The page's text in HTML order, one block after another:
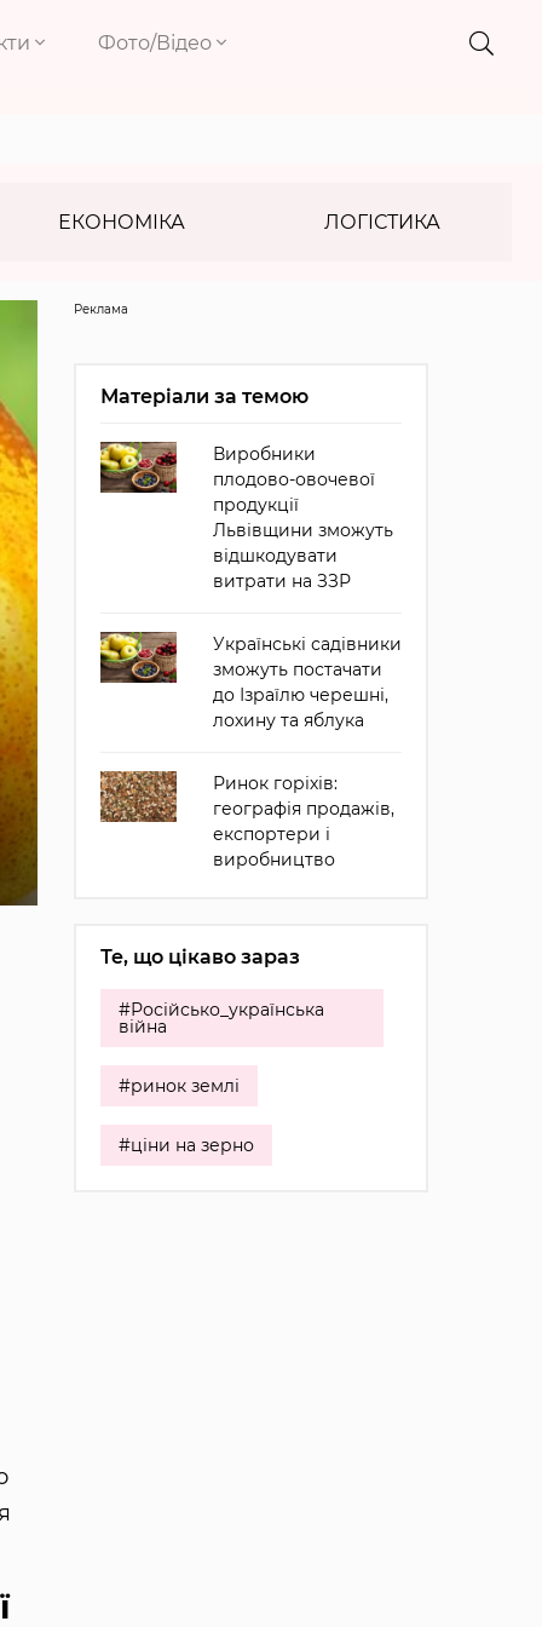
Фото/Відео
ЕКОНОМІКА ЛОГІСТИКА
Реклама
Матеріали за темою
Виробники
плодово-овочевої
продукції
Львівщини зможуть
відшкодувати
витрати на ЗЗР
Українські садівники
зможуть постачати
до Ізраїлю черешні,
лохину та яблука
Ринок горіхів:
географія продажів,
експортери і
виробництво
Те, що цікаво зараз
#Російсько_українська
війна
#ринок землі
#ціни на зерно